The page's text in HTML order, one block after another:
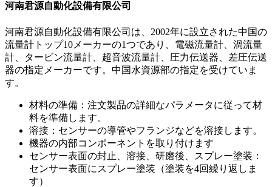
河南君源自動化設備有限公司
河南君源自動化設備有限公司は、2002年に設立された中国の
流量計トップ10メーカーの1つであり、電磁流量計、渦流量
計、タービン流量計、超音波流量計、圧力伝送器、差圧伝送
器の指定メーカーです。中国水資源部の指定を受けていま
す。
材料の準備：注文製品の詳細なパラメータに従って材
料を準備します。
溶接：センサーの導管やフランジなどを溶接します。
機器の内部コンポーネントを取り付けます
センサー表面の封止、溶接、研磨後、スプレー塗装：
センサー表面にスプレー塗装（塗装を4回繰り返しま
す）